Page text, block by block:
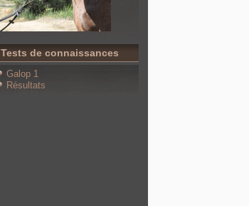
Tests de connaissances
Galop 1
Résultats